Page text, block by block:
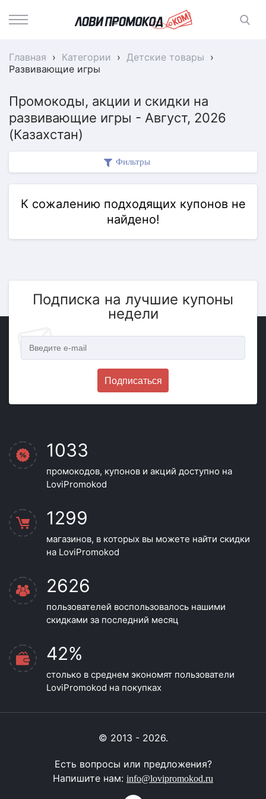
Главная › Категории › Детские товары ›
Развивающие игры
Промокоды, акции и скидки на
развивающие игры - Август, 2026
(Казахстан)
Фильтры
К сожалению подходящих купонов не
найдено!
Подписка на лучшие купоны
недели
Подписаться
1033
промокодов, купонов и акций доступно на
LoviPromokod
1299
магазинов, в которых вы можете найти скидки
на LoviPromokod
2626
пользователей воспользовалось нашими
скидками за последний месяц
42%
столько в среднем экономят пользователи
LoviPromokod на покупках
© 2013 - 2026.
Есть вопросы или предложения?
Напишите нам: info@lovipromokod.ru